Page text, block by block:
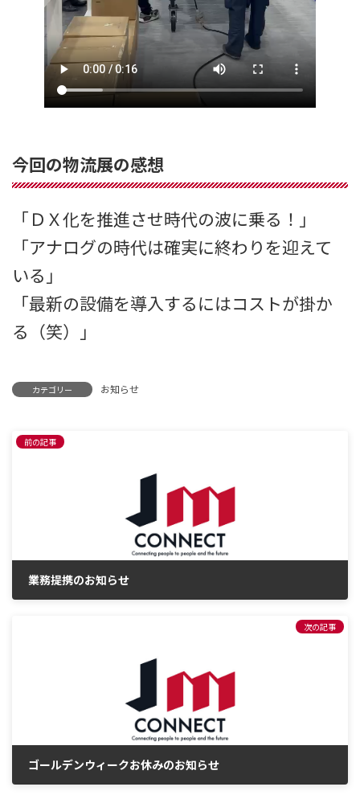
今回の物流展の感想
「ＤＸ化を推進させ時代の波に乗る！」
「アナログの時代は確実に終わりを迎えて
いる」
「最新の設備を導入するにはコストが掛か
る（笑）」
カテゴリー お知らせ
前の記事
業務提携のお知らせ
次の記事
ゴールデンウィークお休みのお知らせ